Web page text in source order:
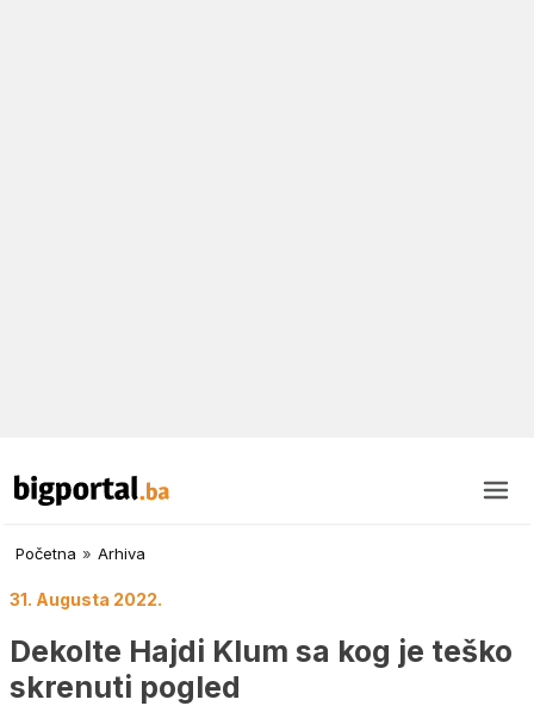
Početna » Arhiva
31. Augusta 2022.
Dekolte Hajdi Klum sa kog je teško
skrenuti pogled